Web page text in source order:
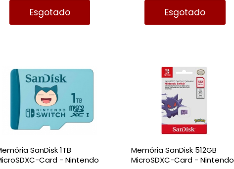
Esgotado Esgotado
SanDisk 1TB
Card - Nintendo
Memória SanDisk 512GB
MicroSDXC-Card - Nintendo